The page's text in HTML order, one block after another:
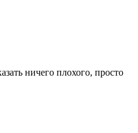
ничего плохого, просто